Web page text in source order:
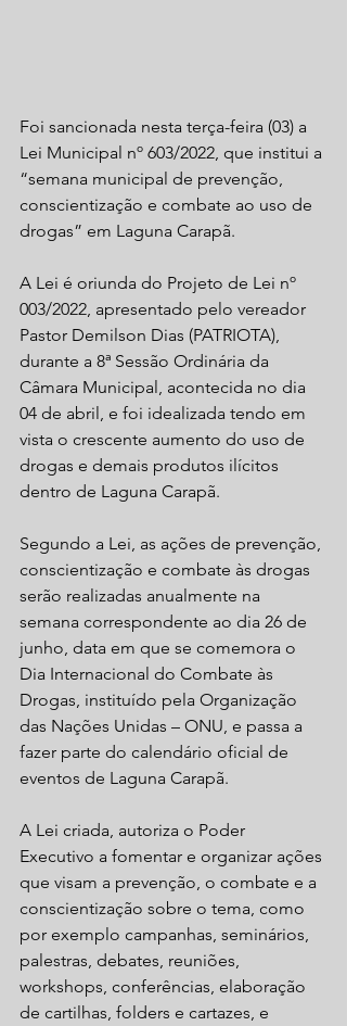
Foi sancionada nesta terça-feira (03) a
Lei Municipal nº 603/2022, que institui a
“semana municipal de prevenção,
conscientização e combate ao uso de
drogas” em Laguna Carapã.
A Lei é oriunda do Projeto de Lei nº
003/2022, apresentado pelo vereador
Pastor Demilson Dias (PATRIOTA),
durante a 8ª Sessão Ordinária da
Câmara Municipal, acontecida no dia
04 de abril, e foi idealizada tendo em
vista o crescente aumento do uso de
drogas e demais produtos ilícitos
dentro de Laguna Carapã.
Segundo a Lei, as ações de prevenção,
conscientização e combate às drogas
serão realizadas anualmente na
semana correspondente ao dia 26 de
junho, data em que se comemora o
Dia Internacional do Combate às
Drogas, instituído pela Organização
das Nações Unidas – ONU, e passa a
fazer parte do calendário oficial de
eventos de Laguna Carapã.
A Lei criada, autoriza o Poder
Executivo a fomentar e organizar ações
que visam a prevenção, o combate e a
conscientização sobre o tema, como
por exemplo campanhas, seminários,
palestras, debates, reuniões,
workshops, conferências, elaboração
de cartilhas, folders e cartazes, e